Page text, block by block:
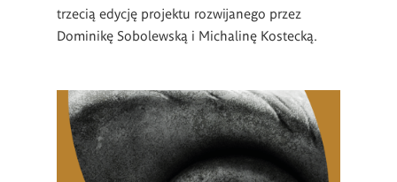
trzecią edycję projektu rozwijanego przez
Dominikę Sobolewską i Michalinę Kostecką.